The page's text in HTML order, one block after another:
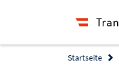
Startseite